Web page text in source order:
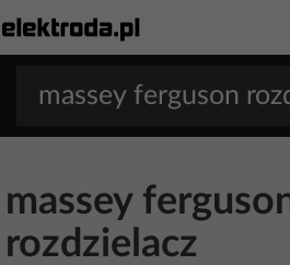
massey
rozdzielacz